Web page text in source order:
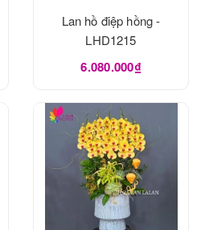
Lan hồ điệp hồng -
LHD1215
6.080.000₫